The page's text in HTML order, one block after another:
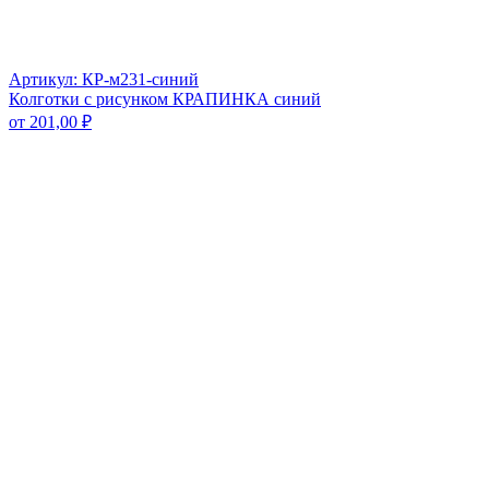
Артикул: КР-м231-синий
Колготки с рисунком КРАПИНКА синий
от 201,00 ₽